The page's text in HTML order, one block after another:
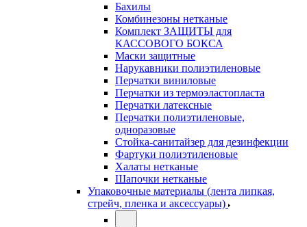
Бахилы
Комбинезоны нетканые
Комплект ЗАЩИТЫ для
КАССОВОГО БОКСА
Маски защитные
Нарукавники полиэтиленовые
Перчатки виниловые
Перчатки из термоэластопласта
Перчатки латексные
Перчатки полиэтиленовые,
одноразовые
Стойка-санитайзер для дезинфекции
Фартуки полиэтиленовые
Халаты нетканые
Шапочки нетканые
Упаковочные материалы (лента липкая,
стрейч, пленка и аксессуары)